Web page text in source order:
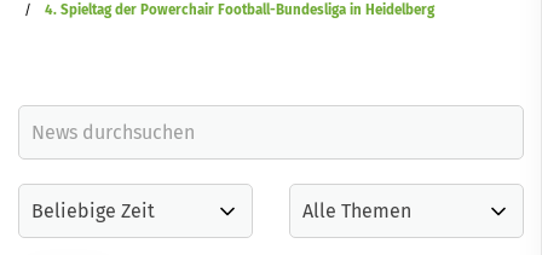
4. Spieltag der Powerchair Football-Bundesliga in Heidelberg